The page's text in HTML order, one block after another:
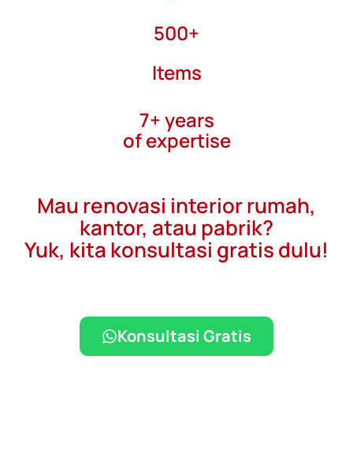
500+
Items
7+ years
of expertise
Mau renovasi interior rumah,
kantor, atau pabrik?
Yuk, kita konsultasi gratis dulu!
Konsultasi Gratis